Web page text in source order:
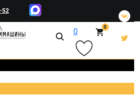
52
83 0 0